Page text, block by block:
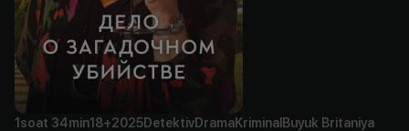
1soat 34min18+2025DetektivDramaKriminal Buyuk Britaniya